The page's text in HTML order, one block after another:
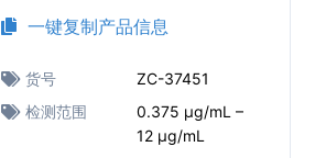
一键复制产品信息
货号
ZC-37451
检测范围
0.375 μg/mL –
12 μg/mL